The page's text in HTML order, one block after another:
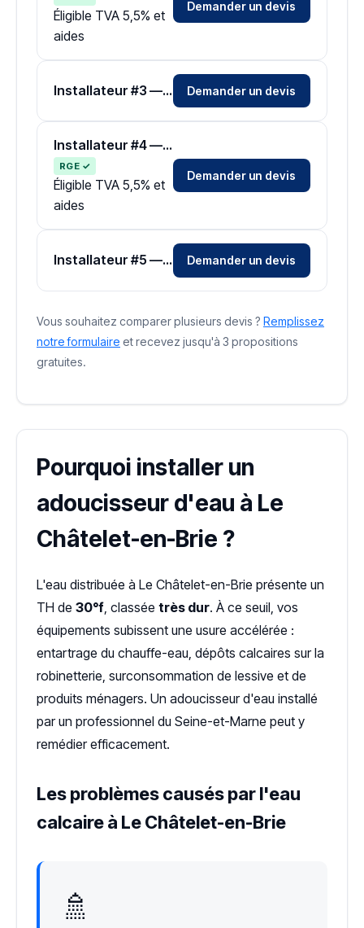
Éligible TVA 5,5% et
aides
Demander un devis
Installateur #3 — Zone Seine-et-Marne Demander un devis
Installateur #4 — Zone Seine-et-Marne
RGE ✓
Éligible TVA 5,5% et
aides
Demander un devis
Installateur #5 — Zone Seine-et-Marne Demander un devis
Vous souhaitez comparer plusieurs devis ? Remplissez
notre formulaire et recevez jusqu'à 3 propositions
gratuites.
Pourquoi installer un
adoucisseur d'eau à Le
Châtelet-en-Brie ?
L'eau distribuée à Le Châtelet-en-Brie présente un
TH de 30°f , classée très dur. À ce seuil, vos
équipements subissent une usure accélérée :
entartrage du chauffe-eau, dépôts calcaires sur la
robinetterie, surconsommation de lessive et de
produits ménagers. Un adoucisseur d'eau installé
par un professionnel du Seine-et-Marne peut y
remédier efficacement.
Les problèmes causés par l'eau
calcaire à Le Châtelet-en-Brie
🚿